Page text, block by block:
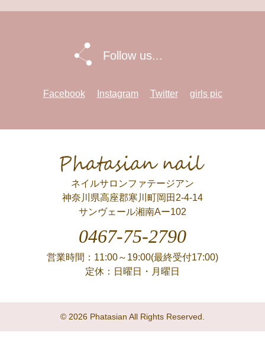
Follow us...
Facebook Instagram Twitter girls pic
Phatasian nail
ネイルサロンファテージアン
神奈川県高座郡寒川町岡田2-4-14
サンヴェール湘南Aー102
0467-75-2790
営業時間：11:00～19:00(最終受付17:00)
定休：日曜日・月曜日
© 2026 Phatasian All Rights Reserved.